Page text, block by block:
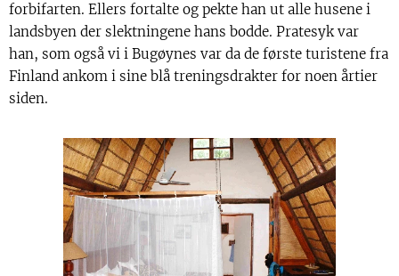
forbifarten. Ellers fortalte og pekte han ut alle husene i
landsbyen der slektningene hans bodde. Pratesyk var
han, som også vi i Bugøynes var da de første turistene fra
Finland ankom i sine blå treningsdrakter for noen årtier
siden.